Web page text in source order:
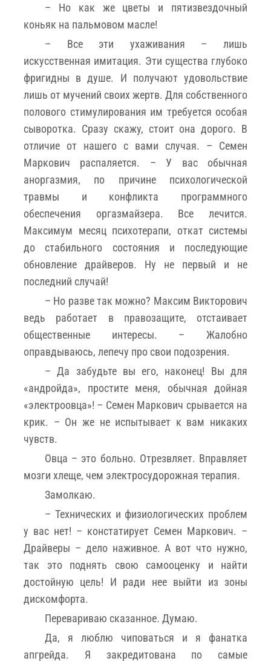
– Но как же цветы и пятизвездочный
коньяк на пальмовом масле!
– Все эти ухаживания – лишь
искусственная имитация. Эти существа глубоко
фригидны в душе. И получают удовольствие
лишь от мучений своих жертв. Для собственного
полового стимулирования им требуется особая
сыворотка. Сразу скажу, стоит она дорого. В
отличие от нашего с вами случая. – Семен
Маркович распаляется. – У вас обычная
аноргазмия, по причине психологической
травмы и конфликта программного
обеспечения оргазмайзера. Все лечится.
Максимум месяц психотерапи, откат системы
до стабильного состояния и последующие
обновление драйверов. Ну не первый и не
последний случай!
– Но разве так можно? Максим Викторович
ведь работает в правозащите, отстаивает
общественные интересы. – Жалобно
оправдываюсь, лепечу про свои подозрения.
– Да забудьте вы его, наконец! Вы для
«андройда», простите меня, обычная дойная
«электроовца»! – Семен Маркович срывается на
крик. – Он же не испытывает к вам никаких
чувств.
Овца – это больно. Отрезвляет. Вправляет
мозги хлеще, чем электросудорожная терапия.
Замолкаю.
– Технических и физиологических проблем
у вас нет! – констатирует Семен Маркович. –
Драйверы – дело наживное. А вот что нужно,
так это поднять свою самооценку и найти
достойную цель! И ради нее выйти из зоны
дискомфорта.
Перевариваю сказанное. Думаю.
Да, я люблю чиповаться и я фанатка
апгрейда. Я закредитована по самые